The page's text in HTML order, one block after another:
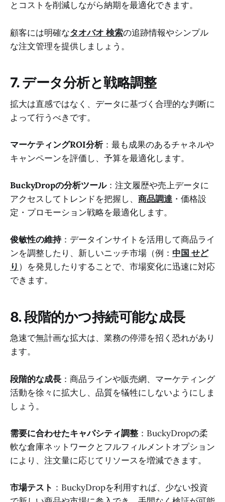
とコストを削減しながら納期を最適化できます。
顧客には明確なタオバオ 検索の追跡情報やシンプル
な注文管理を提供しましょう。
7. データ分析と戦略調整
拡大は直感ではなく、データに基づく合理的な判断に
よって行うべきです。
マーケティングROI分析：最も成果のあるチャネルや
キャンペーンを評価し、予算を最適化します。
BuckyDropの分析ツール：注文履歴や売上データに
アクセスしてトレンドを把握し、 商品調達 ・価格設
定・プロモーション戦略を最適化します。
俊敏性の維持：データインサイトを活用して商品ライ
ンを調整したり、新しいニッチ市場（例： 中国 せど
り ）を発見したりすることで、市場変化に迅速に対応
できます。
8. 段階的かつ持続可能な成長
急速で無計画な拡大は、業務の停滞を招く恐れがあり
ます。
段階的な成長 ：商品ラインや販売網、マーケティング
活動を徐々に拡大し、品質を犠牲にしないようにしま
しょう。
需要に合わせたキャパシティ調整 ：BuckyDropの柔
軟な倉庫ネットワークとフルフィルメントオプション
により、注文量に応じてリソースを増減できます。
市場テスト ：BuckyDropを利用すれば、少ない投資